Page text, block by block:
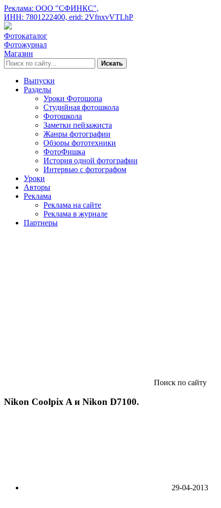
Реклама: ООО "СФИНКС",
ИНН: 7801222400, erid: 2VfnxvVTLhP
Фотокаталог
Фотожурнал
Магазин
Искать
Выпуски
Разделы
Уроки Фотошопа
Студийная фотошкола
Фотошкола
Заметки пейзажиста
Жанры фотографии
Обзоры фототехники
ФотоФишка
История одной фотографии
Интервью с фотографом
Уроки
Авторы
Реклама
Реклама на сайте
Реклама в журнале
Партнеры
Поиск по сайту
Nikon Coolpix A и Nikon D7100.
29-04-2013